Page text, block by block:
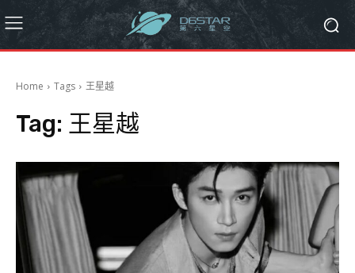
Home Tags 王星越
Tag: 王星越